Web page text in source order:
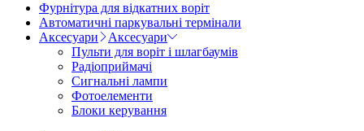
Фурнітура для відкатних воріт
Автоматичні паркувальні термінали
Аксесуари
Аксесуари
Пульти для воріт і шлагбаумів
Радіоприймачі
Сигнальні лампи
Фотоелементи
Блоки керування